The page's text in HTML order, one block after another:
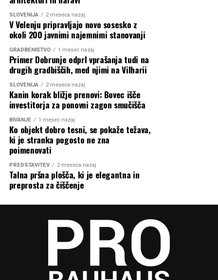
Soba v stavbi Prellerhaus, ohranjena v izvirnem slogu
Bauhaus.
Zakaj je ta razprava pomembna tudi
za Slovenijo
Vprašanja, ki jih odpira razprava v Nemčiji, niso tuja niti
arhitektura preveč minimalistična, hladna ali brez
značaja. Po drugi strani arhitekti opozarjajo, da kakovost
prostora ne izhaja iz posnemanja zgodovinskih slogov,
temveč iz premišljenega načrtovanja, spoštovanja
prostora, funkcionalnosti in trajnosti.
Prav dediščina Bauhausa je pomembno vplivala tudi na
SLOVENIJA 2 meseca nazaj
V Velenju pripravljajo novo sosesko z
okoli 200 javnimi najemnimi stanovanji
GRADBENIŠTVO 1 mesec nazaj
Primer Dobrunje odprl vprašanja tudi na
drugih gradbiščih, med njimi na Vilharii
SLOVENIJA 2 meseca nazaj
Kanin korak bližje prenovi: Bovec išče
investitorja za ponovni zagon smučišča
BIVANJE 1 mesec nazaj
Ko objekt dobro tesni, se pokaže težava,
ki je stranka pogosto ne zna
poimenovati
PREDSTAVITEV 2 meseca nazaj
Talna pršna plošča, ki je elegantna in
preprosta za čiščenje